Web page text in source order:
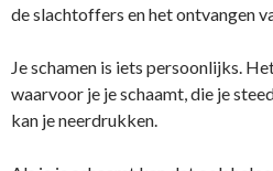
de slachtoffers en het ontvangen
Je schamen is iets persoonlijks.
waarvoor je je schaamt, die je
kan je neerdrukken.